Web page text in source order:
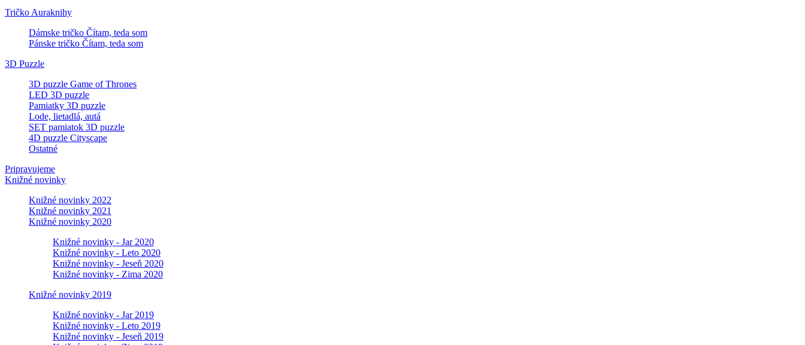
Tričko Auraknihy
Dámske tričko Čítam, teda som
Pánske tričko Čítam, teda som
3D Puzzle
3D puzzle Game of Thrones
LED 3D puzzle
Pamiatky 3D puzzle
Lode, lietadlá, autá
SET pamiatok 3D puzzle
4D puzzle Cityscape
Ostatné
Pripravujeme
Knižné novinky
Knižné novinky 2022
Knižné novinky 2021
Knižné novinky 2020
Knižné novinky - Jar 2020
Knižné novinky - Leto 2020
Knižné novinky - Jeseň 2020
Knižné novinky - Zima 2020
Knižné novinky 2019
Knižné novinky - Jar 2019
Knižné novinky - Leto 2019
Knižné novinky - Jeseň 2019